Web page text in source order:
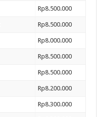
Rp8.500.000
Rp8.500.000
Rp8.000.000
Rp8.500.000
Rp8.500.000
Rp8.200.000
Rp8.300.000